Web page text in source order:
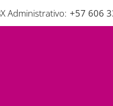
Administrativo: +57 606